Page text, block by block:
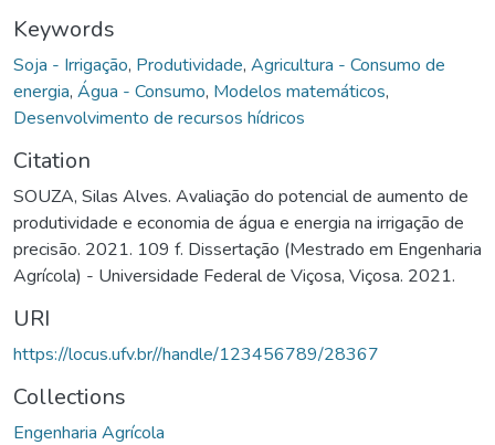
Keywords
Soja - Irrigação, Produtividade, Agricultura - Consumo de
energia, Água - Consumo, Modelos matemáticos,
Desenvolvimento de recursos hídricos
Citation
SOUZA, Silas Alves. Avaliação do potencial de aumento de
produtividade e economia de água e energia na irrigação de
precisão. 2021. 109 f. Dissertação (Mestrado em Engenharia
Agrícola) - Universidade Federal de Viçosa, Viçosa. 2021.
URI
https://locus.ufv.br//handle/123456789/28367
Collections
Engenharia Agrícola